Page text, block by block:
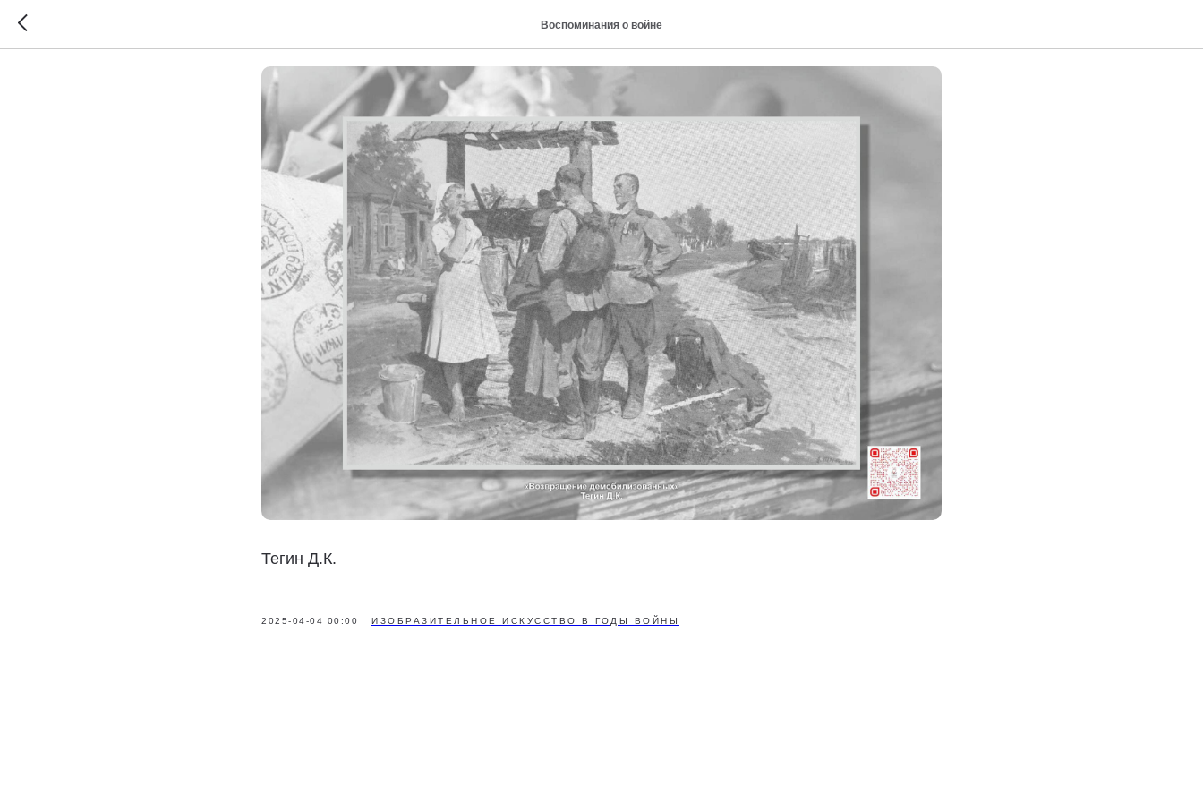
Воспоминания о войне
Возвращение демобилизованных
Тегин Д.К.
2025-04-04 00:00 ИЗОБРАЗИТЕЛЬНОЕ ИСКУССТВО В ГОДЫ ВОЙНЫ